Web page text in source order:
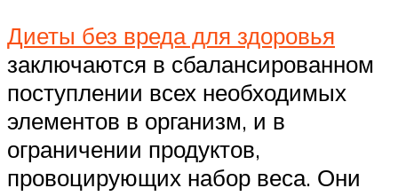
Диеты без вреда для здоровья
заключаются в сбалансированном
поступлении всех необходимых
элементов в организм, и в
ограничении продуктов,
провоцирующих набор веса. Они